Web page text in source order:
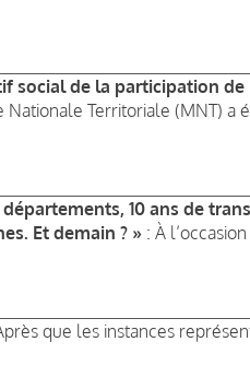
social de la participation de
Nationale Territoriale (MNT) a
10 ans de
Et demain ? » : À
que les instances